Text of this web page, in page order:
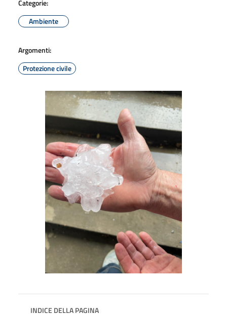
Categorie:
Ambiente
Argomenti:
Protezione civile
INDICE DELLA PAGINA